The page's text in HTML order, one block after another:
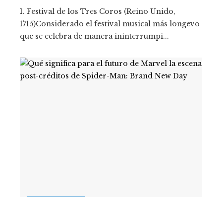
1. Festival de los Tres Coros (Reino Unido,
1715)Considerado el festival musical más longevo
que se celebra de manera ininterrumpi...